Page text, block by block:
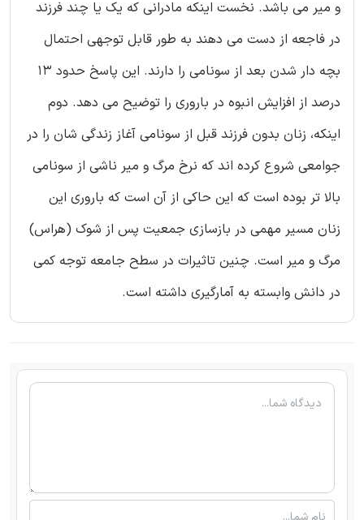
و میر می باشد. نخست اینکه مادرانی که یک یا چند فرزند
در فاجعه از دست می دهند به طور قابل توجهی احتمال
بچه دار شدن بعد از سونامی را دارند. این پاسخ حدود 13
درصد از افزایش انبوه در باروری را توضیح می دهد. دوم
اینکه، زنان بدون فرزند قبل از سونامی آغاز زندگی شان را در
جوامعی شروع کرده اند که نرخ مرگ و میر ناشی از سونامی
بالا تر بوده است که این حاکی از آن است که باروری این
زنان مسیر مهمی در بازسازی جمعیت پس از شوک (هراس)
مرگ و میر است. چنین تاثیرات در سطح جامعه توجه کمی
در دانش وابسته به آمارگیری داشته است.